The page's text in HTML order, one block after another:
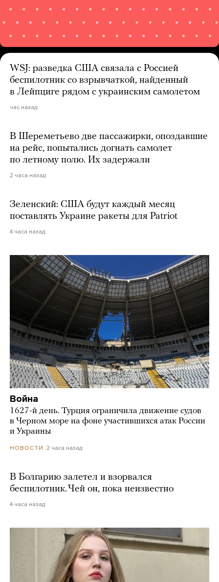
WSJ: разведка США связала с Россией
беспилотник со взрывчаткой, найденный
в Лейпциге рядом с украинским самолетом
час назад
В Шереметьево две пассажирки, опоздавшие
на рейс, попытались догнать самолет
по летному полю. Их задержали
2 часа назад
Зеленский: США будут каждый месяц
поставлять Украине ракеты для Patriot
4 часа назад
Война
1627-й день. Турция ограничила движение судов
в Черном море на фоне участившихся атак России
и Украины
НОВОСТИ 2 часа назад
В Болгарию залетел и взорвался
беспилотник. Чей он, пока неизвестно
4 часа назад